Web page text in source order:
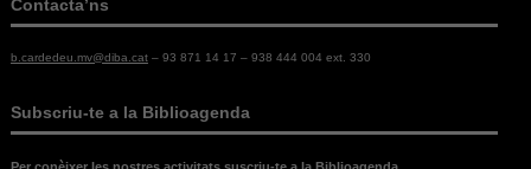
Contacta’ns
b.cardedeu.mv@diba.cat– 93 871 14 17 – 938 444 004 ext. 330
Subscriu-te a la Biblioagenda
Experiència
nostre lloc
possible